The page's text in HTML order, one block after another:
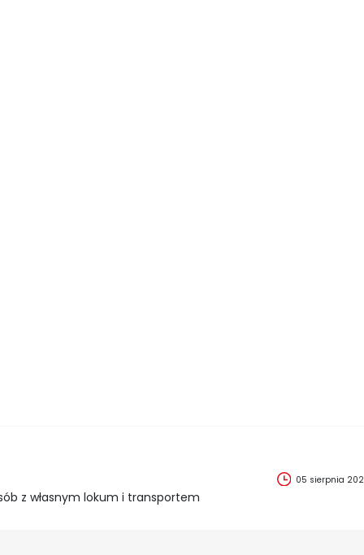
z własnym lokum i transportem
05 sierpnia